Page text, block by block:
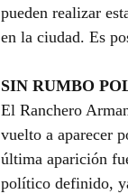
pueden realizar
en la ciudad. Es
SIN RUMBO
El Ranchero
vuelto a aparecer
última aparición
político definido,